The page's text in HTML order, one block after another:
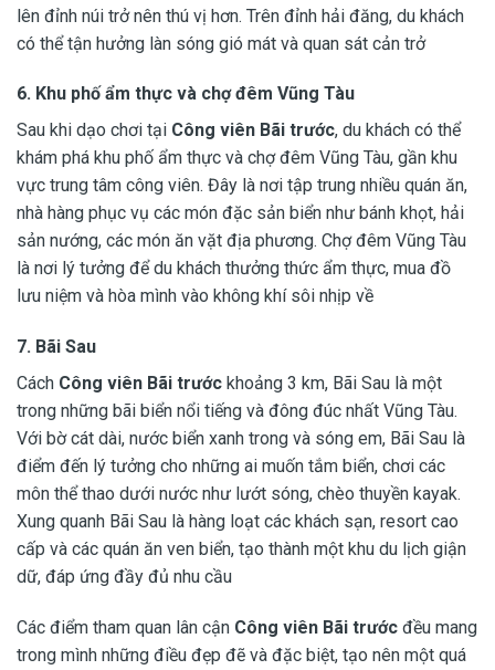
lên đỉnh núi trở nên thú vị hơn. Trên đỉnh hải đăng, du khách
có thể tận hưởng làn sóng gió mát và quan sát cản trở
6. Khu phố ẩm thực và chợ đêm Vũng Tàu
Sau khi dạo chơi tại Công viên Bãi trước, du khách có thể
khám phá khu phố ẩm thực và chợ đêm Vũng Tàu, gần khu
vực trung tâm công viên. Đây là nơi tập trung nhiều quán ăn,
nhà hàng phục vụ các món đặc sản biển như bánh khọt, hải
sản nướng, các món ăn vặt địa phương. Chợ đêm Vũng Tàu
là nơi lý tưởng để du khách thưởng thức ẩm thực, mua đồ
lưu niệm và hòa mình vào không khí sôi nhịp về
7. Bãi Sau
Cách Công viên Bãi trước khoảng 3 km, Bãi Sau là một
trong những bãi biển nổi tiếng và đông đúc nhất Vũng Tàu.
Với bờ cát dài, nước biển xanh trong và sóng em, Bãi Sau là
điểm đến lý tưởng cho những ai muốn tắm biển, chơi các
môn thể thao dưới nước như lướt sóng, chèo thuyền kayak.
Xung quanh Bãi Sau là hàng loạt các khách sạn, resort cao
cấp và các quán ăn ven biển, tạo thành một khu du lịch giận
dữ, đáp ứng đầy đủ nhu cầu
Các điểm tham quan lân cận Công viên Bãi trước đều mang
trong mình những điều đẹp đẽ và đặc biệt, tạo nên một quá